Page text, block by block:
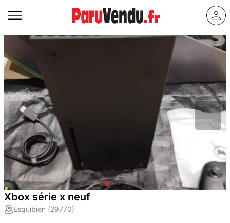
Xbox série x neuf
Esquibien (29770)